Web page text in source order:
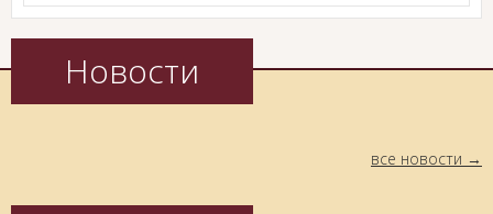
Новости
все новости